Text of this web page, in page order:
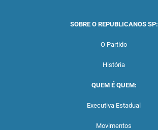
SOBRE O REPUBLICANOS SP:
O Partido
História
QUEM É QUEM:
Executiva Estadual
Movimentos